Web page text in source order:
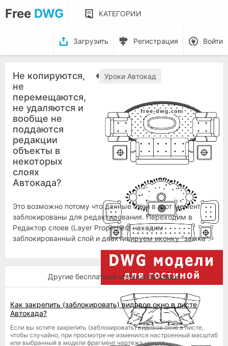
Free DWG КАТЕГОРИИ
Загрузить Регистрация Войти
Не копируются,
не
перемещаются,
не удаляются и
вообще не
поддаются
редакции
объекты в
некоторых
слоях
Автокада?
Уроки Автокад
Это возможно потому что данные слои в этот момент
заблокированы для редактирования. Переходим в
Редактор слоев (Layer Properties) находим
заблокированный слой и деактивируем иконку "замка".
Другие бесплатные уроки в Автокаде
Как закрепить (заблокировать) видовое окно в листе
Автокада?
Если вы хотите закрепить (заблокировать) видовое окно в листе,
чтобы случайно, при просмотре не изменился настроенный масштаб
или выбранный в модели фрагмент чертежа никуда...